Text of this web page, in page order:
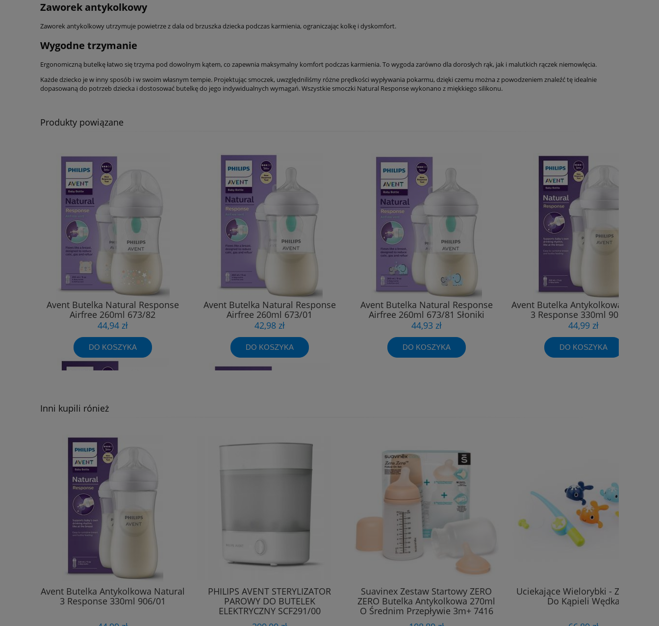
Zaworek antykolkowy
Zaworek antykolkowy utrzymuje powietrze z dala od brzuszka dziecka podczas karmienia, ograniczając kolkę i dyskomfort.
Wygodne trzymanie
Ergonomiczną butelkę łatwo się trzyma pod dowolnym kątem, co zapewnia maksymalny komfort podczas karmienia. To wygoda zarówno dla dorosłych rąk, jak i malutkich rączek niemowlęcia.
Każde dziecko je w inny sposób i w swoim własnym tempie. Projektując smoczek, uwzględniliśmy różne prędkości wypływania pokarmu, dzięki czemu można z powodzeniem znaleźć tę idealnie
dopasowaną do potrzeb dziecka i dostosować butelkę do jego indywidualnych wymagań. Wszystkie smoczki Natural Response wykonano z miękkiego silikonu.
Produkty powiązane
Avent Butelka Natural Response
Airfree 260ml 673/82
44,94 zł
DO KOSZYKA
Avent Butelka Natural Response
Airfree 260ml 673/01
42,98 zł
DO KOSZYKA
Avent Butelka Natural Response
Airfree 260ml 673/81 Słoniki
44,93 zł
DO KOSZYKA
Avent Butelka Antykolkowa Natural
3 Response 330ml 906/01
44,99 zł
DO KOSZYKA
Avent Butelka Antykolkowa Natural
3 Response 260ml 903/21
Niebieska
45,85 zł
DO KOSZYKA
45,98 zł
DO KOSZYKA
Inni kupili rónież
Avent Butelka Antykolkowa Natural
3 Response 330ml 906/01
PHILIPS AVENT STERYLIZATOR
PAROWY DO BUTELEK
ELEKTRYCZNY SCF291/00
Suavinex Zestaw Startowy ZERO
ZERO Butelka Antykolkowa 270ml
O Średnim Przepływie 3m+ 7416
Uciekające Wielorybki - Zabawka
Do Kąpieli Wędka